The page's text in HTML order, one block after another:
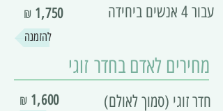
1,750
₪
עבור 4 אנשים ביחידה
להזמנה
מחירים לאדם בחדר זוגי
1,600
₪ חדר זוגי (סמוך לאולם)